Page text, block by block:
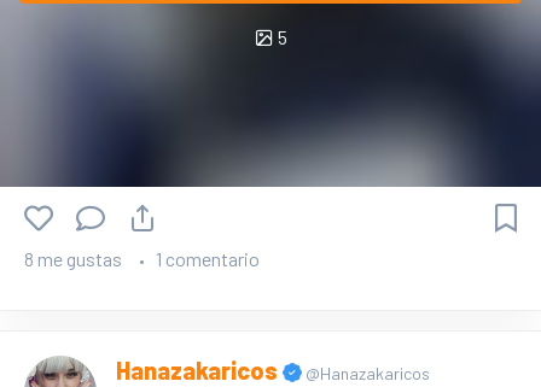
5
8 me gustas 1 comentario
Hanazakaricos @Hanazakaricos